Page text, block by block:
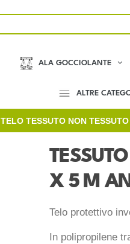
ALA GOCCIOLANTE
ALTRE
TELO TESSUTO NON TESSUTO
X 5 M
Telo protettivo
In polipropilene